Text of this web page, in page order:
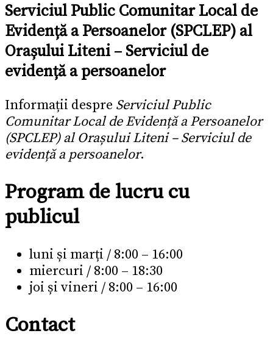
Serviciul Public Comunitar Local de
Evidență a Persoanelor (SPCLEP) al
Orașului Liteni – Serviciul de
evidență a persoanelor
Informații despre Serviciul Public
Comunitar Local de Evidență a Persoanelor
(SPCLEP) al Orașului Liteni – Serviciul de
evidență a persoanelor.
Program de lucru cu
publicul
luni și marți / 8:00 – 16:00
miercuri / 8:00 – 18:30
joi și vineri / 8:00 – 16:00
Contact